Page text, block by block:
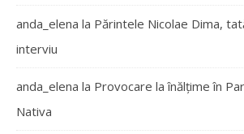
anda_elena la Părintele Nicolae Dima,
interviu
anda_elena la Provocare la înălțime în
Nativa